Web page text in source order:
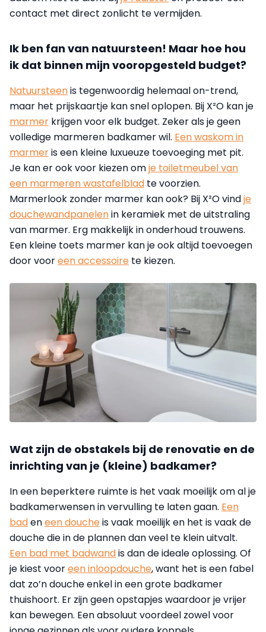
contact met direct zonlicht te vermijden.
Ik ben fan van natuursteen! Maar hoe hou
ik dat binnen mijn vooropgesteld budget?
Natuursteenis tegenwoordig helemaal on-trend,
maar het prijskaartje kan snel oplopen. Bij X²O kan je
marmer krijgen voor elk budget. Zeker als je geen
volledige marmeren badkamer wil. Een waskom in
marmeris een kleine luxueuze toevoeging met pit.
Je kan er ook voor kiezen omje toiletmeubel van
een marmeren wastafelblad te voorzien.
Marmerlook zonder marmer kan ook? Bij X²O vindje
douchewandpanelenin keramiek met de uitstraling
van marmer. Erg makkelijk in onderhoud trouwens.
Een kleine toets marmer kan je ook altijd toevoegen
door vooreen accessoire te kiezen.
Wat zijn de obstakels bij de renovatie en de
inrichting van je (kleine) badkamer?
In een beperktere ruimte is het vaak moeilijk om al je
badkamerwensen in vervulling te laten gaan. Een
badeneen doucheis vaak moeilijk en het is vaak de
douche die in de plannen dan veel te klein uitvalt.
Een bad met badwandis dan de ideale oplossing. Of
je kiest vooreen inloopdouche, want het is een fabel
dat zo’n douche enkel in een grote badkamer
thuishoort. Er zijn geen opstapjes waardoor je vrijer
kan bewegen. Een absoluut voordeel zowel voor